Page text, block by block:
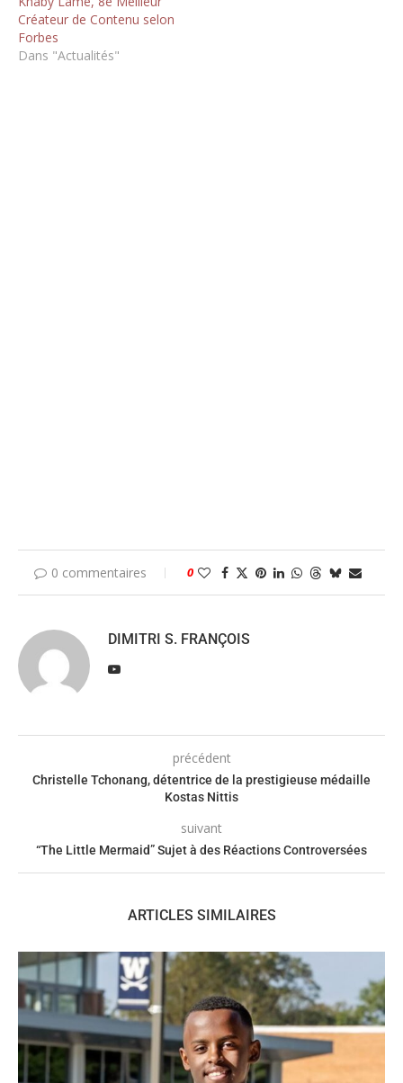
Créateur de Contenu selon
Forbes
Dans "Actualités"
0 commentaires 0
DIMITRI S. FRANÇOIS
précédent
Christelle Tchonang, détentrice de la prestigieuse médaille
Kostas Nittis
suivant
“The Little Mermaid” Sujet à des Réactions Controversées
ARTICLES SIMILAIRES